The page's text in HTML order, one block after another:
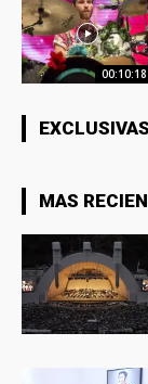
00:10:18
EXCLUSIVAS
MAS